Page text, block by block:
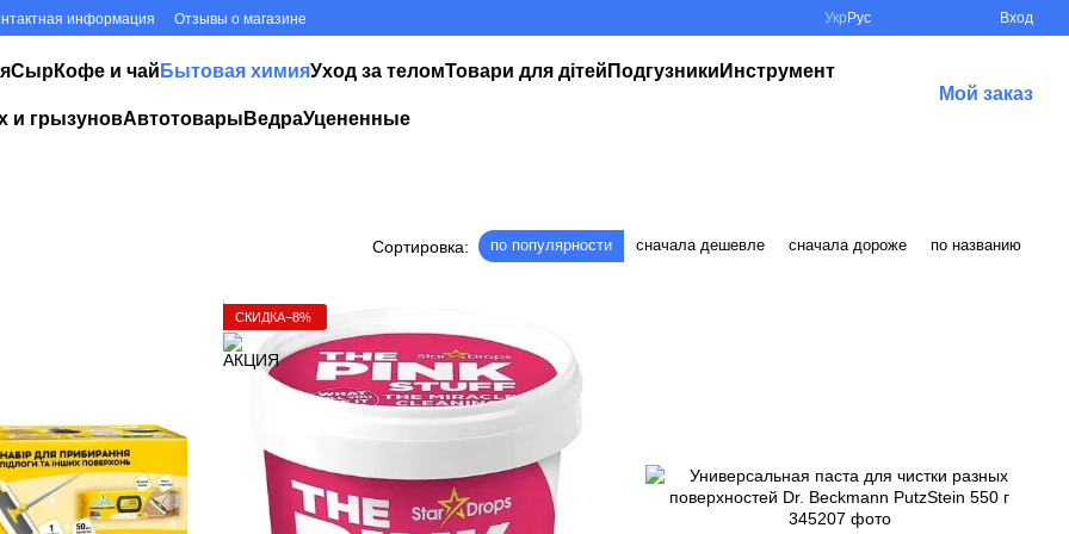
информация Отзывы о магазине Укр Рус Вход
СырКофе и чай Бытовая химияУход за теломТовари для дітей Подгузники Инструмент
и грызуновАвтотовары ВедраУцененные
Мой заказ
Сортировка: по популярности сначала дешевле сначала дороже по названию
СКИДКА−8%